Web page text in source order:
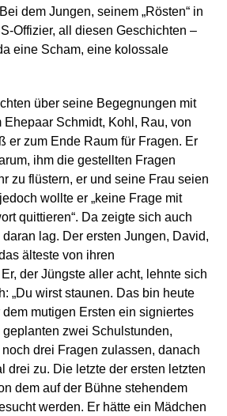
dem Jungen, seinem „Rösten“ in
Offizier, all diesen Geschichten –
eine Scham, eine kolossale
über seine Begegnungen mit
Ehepaar Schmidt, Kohl, Rau, von
er zum Ende Raum für Fragen. Er
ihm die gestellten Fragen
zu flüstern, er und seine Frau seien
wollte er „keine Frage mit
quittieren“. Da zeigte sich auch
lag. Der ersten Jungen, David,
älteste von ihren
der Jüngste aller acht, lehnte sich
„Du wirst staunen. Das bin heute
dem mutigen Ersten ein signiertes
geplanten zwei Schulstunden,
drei Fragen zulassen, danach
drei zu. Die letzte der ersten letzten
dem auf der Bühne stehendem
werden. Er hätte ein Mädchen